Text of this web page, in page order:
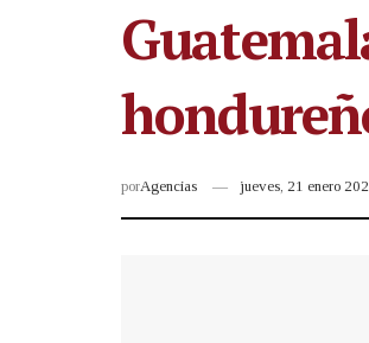
porAgencias jueves, 21 enero